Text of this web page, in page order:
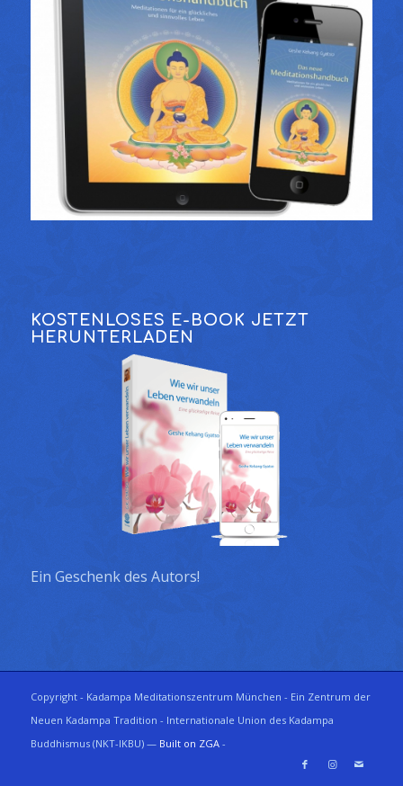
KOSTENLOSES E-BOOK JETZT
HERUNTERLADEN
Ein Geschenk des Autors!
Copyright - Kadampa Meditationszentrum München - Ein Zentrum der
Neuen Kadampa Tradition - Internationale Union des Kadampa
Buddhismus (NKT-IKBU) — Built on ZGA-